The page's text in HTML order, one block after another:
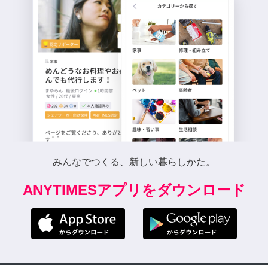
みんなでつくる、新しい暮らしかた。
ANYTIMESアプリをダウンロード